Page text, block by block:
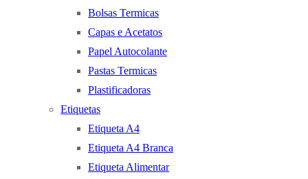
Bolsas Termicas
Capas e Acetatos
Papel Autocolante
Pastas Termicas
Plastificadoras
Etiquetas
Etiqueta A4
Etiqueta A4 Branca
Etiqueta Alimentar